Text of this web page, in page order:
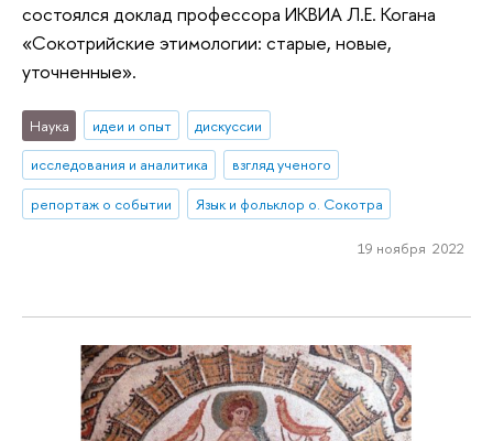
состоялся доклад профессора ИКВИА Л.Е. Когана
«Сокотрийские этимологии: старые, новые,
уточненные».
Наука идеи и опыт
дискуссии
исследования и аналитика
взгляд ученого
репортаж о событии
Язык и фольклор о. Сокотра
19 ноября 2022